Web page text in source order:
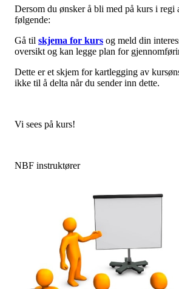
Dersom du ønsker å bli med på kurs i
følgende:
Gå til skjema for kurs og meld din
oversikt og kan legge plan for
Dette er et skjem for kartlegging av
ikke til å delta når du sender inn dette.
Vi sees på kurs!
NBF instruktører